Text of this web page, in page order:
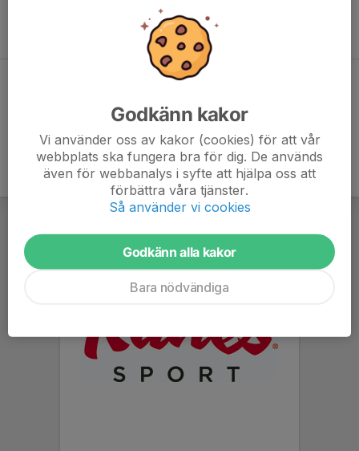
Godkänn kakor
Vi använder oss av kakor (cookies) för att vår
webbplats ska fungera bra för dig. De används
även för webbanalys i syfte att hjälpa oss att
förbättra våra tjänster.
Så använder vi cookies
Godkänn alla kakor
Bara nödvändiga